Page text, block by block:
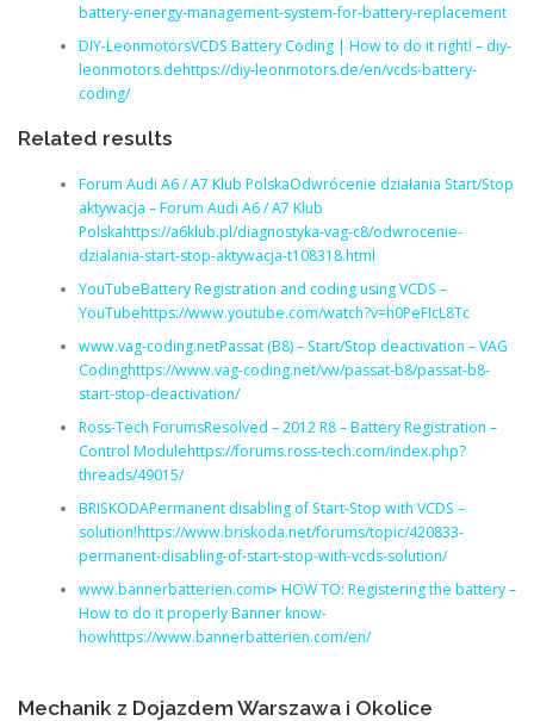
battery-energy-management-system-for-battery-replacement
DIY-LeonmotorsVCDS Battery Coding | How to do it right! – diy-
leonmotors.dehttps://diy-leonmotors.de/en/vcds-battery-
coding/
Related results
Forum Audi A6 / A7 Klub PolskaOdwrócenie działania Start/Stop
aktywacja – Forum Audi A6 / A7 Klub
Polskahttps://a6klub.pl/diagnostyka-vag-c8/odwrocenie-
dzialania-start-stop-aktywacja-t108318.html
YouTubeBattery Registration and coding using VCDS –
YouTubehttps://www.youtube.com/watch?v=h0PeFIcL8Tc
www.vag-coding.netPassat (B8) – Start/Stop deactivation – VAG
Codinghttps://www.vag-coding.net/vw/passat-b8/passat-b8-
start-stop-deactivation/
Ross-Tech ForumsResolved – 2012 R8 – Battery Registration –
Control Modulehttps://forums.ross-tech.com/index.php?
threads/49015/
BRISKODAPermanent disabling of Start-Stop with VCDS –
solution!https://www.briskoda.net/forums/topic/420833-
permanent-disabling-of-start-stop-with-vcds-solution/
www.bannerbatterien.com⊳ HOW TO: Registering the battery –
How to do it properly Banner know-
howhttps://www.bannerbatterien.com/en/
Mechanik z Dojazdem Warszawa i Okolice